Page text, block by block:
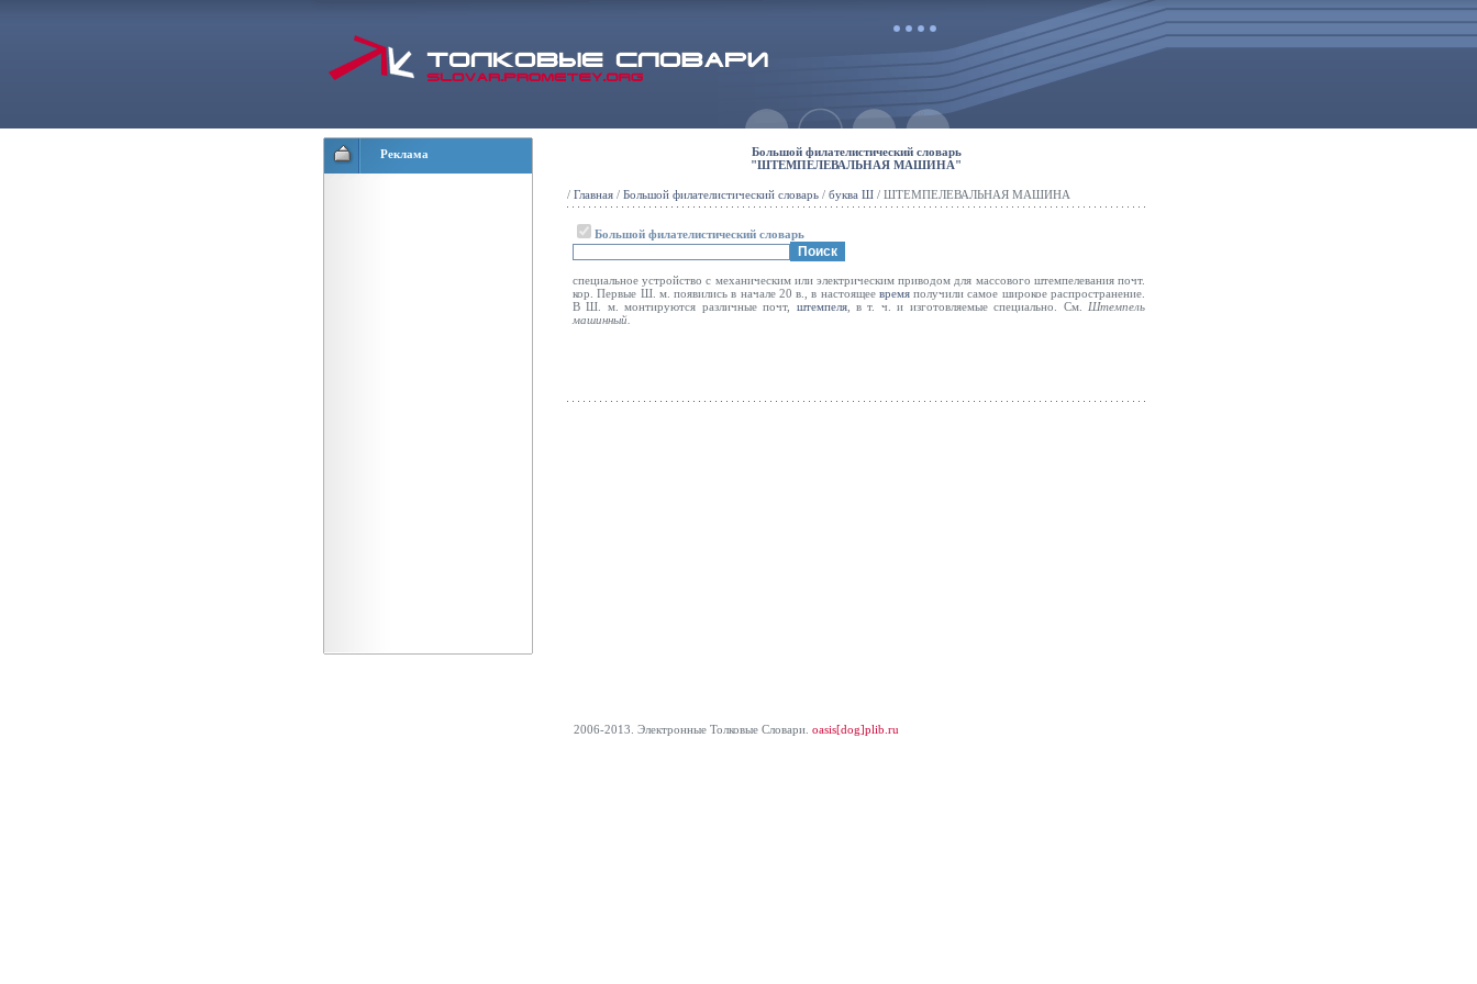
Реклама
Большой филателистический словарь
"ШТЕМПЕЛЕВАЛЬНАЯ МАШИНА"
/ Главная / Большой филателистический словарь / буква Ш / ШТЕМПЕЛЕВАЛЬНАЯ МАШИНА
Большой филателистический словарь
специальное устройство с механическим или электрическим приводом для массового штемпелевания почт.
кор. Первые Ш. м. появились в начале 20 в., в настоящее времяполучили самое широкое распространение.
В Ш. м. монтируются различные почт, штемпеля, в т. ч. и изготовляемые специально. См. Штемпель
машинный.
2006-2013. Электронные Толковые Cловари. oasis[dog]plib.ru